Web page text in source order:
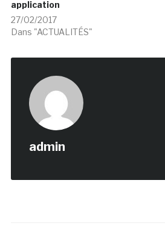
application
27/02/2017
Dans "ACTUALITÉS"
admin